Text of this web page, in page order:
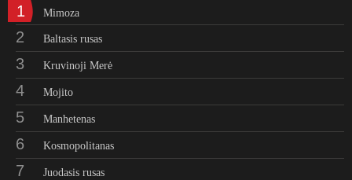
1 Mimoza
2 Baltasis rusas
3 Kruvinoji Merė
4 Mojito
5 Manhetenas
6 Kosmopolitanas
7 Juodasis rusas